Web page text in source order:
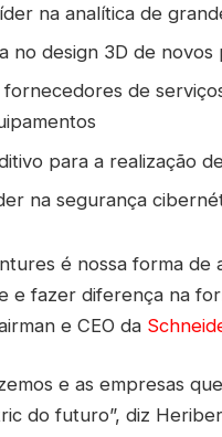
na analítica de
no design 3D de novos
de
para a realização
na segurança
é nossa forma
e fazer diferença na
e CEO da
e as empresas
do futuro”, diz